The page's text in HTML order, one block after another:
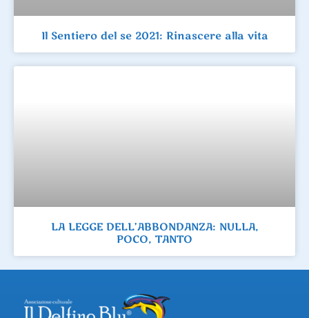
Il Sentiero del se 2021: Rinascere alla vita
LA LEGGE DELL’ABBONDANZA: NULLA,
POCO, TANTO